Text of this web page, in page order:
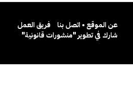
عن الموقع • اتصل بنا
فريق العمل
شارك في تطوير "منشورات قانونية"